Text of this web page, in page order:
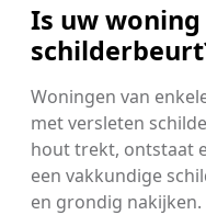
Is uw
Woningen van
met versleten
hout trekt, ontstaat
een vakkundige
en grondig nakijken.